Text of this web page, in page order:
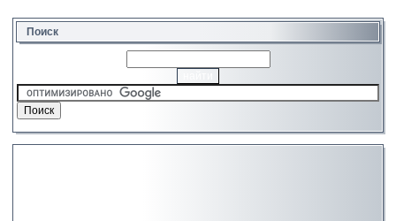
Поиск